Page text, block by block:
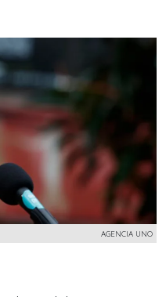
AGENCIA UNO